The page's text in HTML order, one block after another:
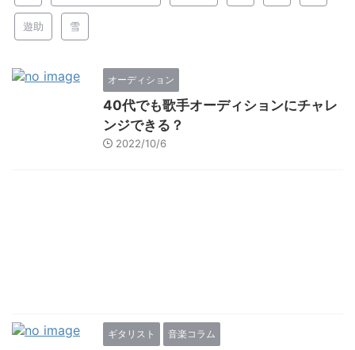
遊助 雪
オーディション
40代でも歌手オーディションにチャレ
ンジできる？
2022/10/6
ギタリスト 音楽コラム